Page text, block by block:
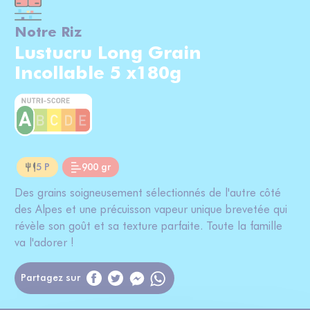
Notre Riz
Lustucru Long Grain
Incollable 5 x180g
5 P 900 gr
Des grains soigneusement sélectionnés de l'autre côté
des Alpes et une précuisson vapeur unique brevetée qui
révèle son goût et sa texture parfaite. Toute la famille
va l'adorer !
Partagez sur